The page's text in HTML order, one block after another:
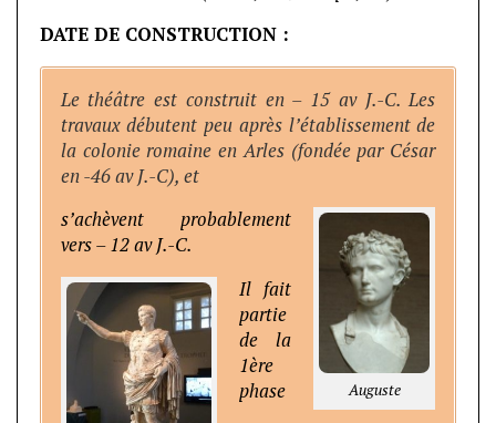
DATE DE CONSTRUCTION :
Le théâtre est construit en – 15 av J.-C. Les
travaux débutent peu après l’établissement de
la colonie romaine en Arles (fondée par César
en -46 av J.-C), et
Auguste
s’achèvent probablement
vers – 12 av J.-C.
Il fait
partie
de la
1ère
phase